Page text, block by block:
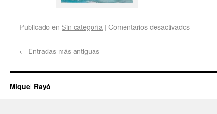
Publicado en Sin categoría | Comentarios desactivados
← Entradas más antiguas
Miquel Rayó